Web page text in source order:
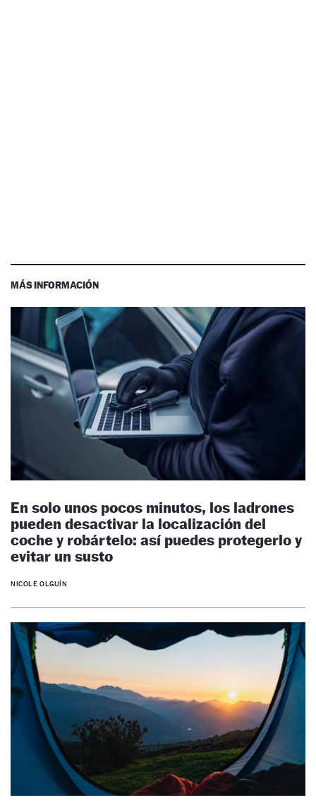
MÁS INFORMACIÓN
En solo unos pocos minutos, los ladrones
pueden desactivar la localización del
coche y robártelo: así puedes protegerlo y
evitar un susto
NICOLE OLGUÍN